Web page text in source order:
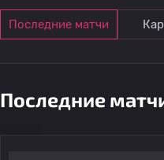
Последние матчи
Последние